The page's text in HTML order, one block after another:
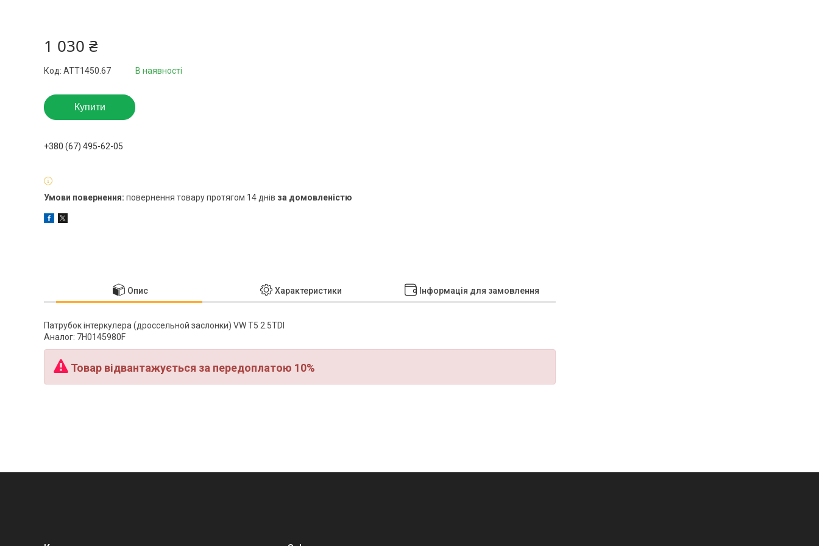
1 030 ₴
В наявності
Код: ATT1450.67
Купити
+380 (67) 495-62-05
повернення товару протягом 14 днів за домовленістю
Опис Характеристики Інформація для замовлення
Патрубок інтеркулера (дроссельной заслонки) VW T5 2.5TDI
Аналог: 7H0145980F
Товар відвантажується за передоплатою 10%